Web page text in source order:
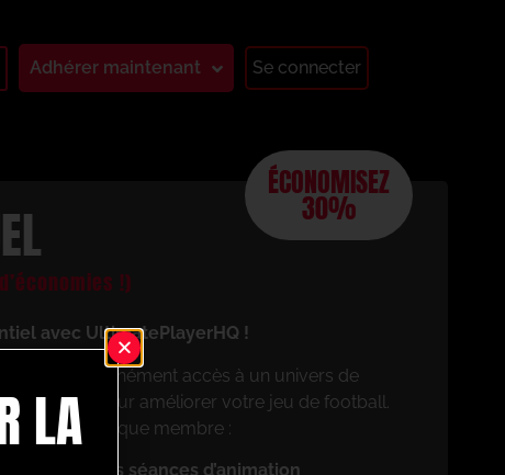
Adhérer maintenant Se connecter
ÉCONOMISEZ
30%
!)
avec UltimatePlayerHQ !
aurez instantanément accès à un univers de
conçues pour améliorer votre jeu de football.
en tant que membre :
vos propres séances d’animation
LA